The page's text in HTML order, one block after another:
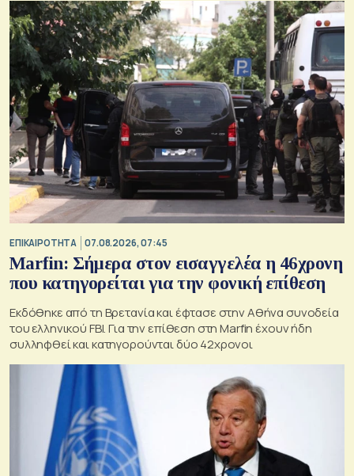
ΕΠΙΚΑΙΡΟΤΗΤΑ 07.08.2026, 07:45
Marfin: Σήμερα στον εισαγγελέα η 46χρονη
που κατηγορείται για την φονική επίθεση
Εκδόθηκε από τη Βρετανία και έφτασε στην Αθήνα συνοδεία
του ελληνικού FBI. Για την επίθεση στη Marfin έχουν ήδη
συλληφθεί και κατηγορούνται δύο 42χρονοι